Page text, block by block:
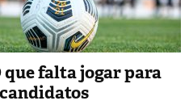
que falta jogar para